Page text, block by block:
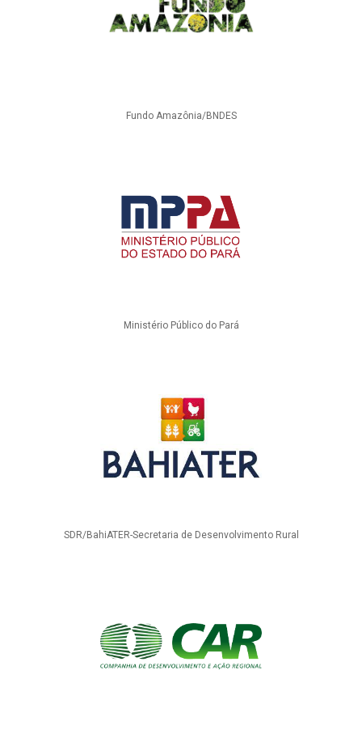
Fundo Amazônia/BNDES
Ministério Público do Pará
SDR/BahiATER-Secretaria de Desenvolvimento Rural